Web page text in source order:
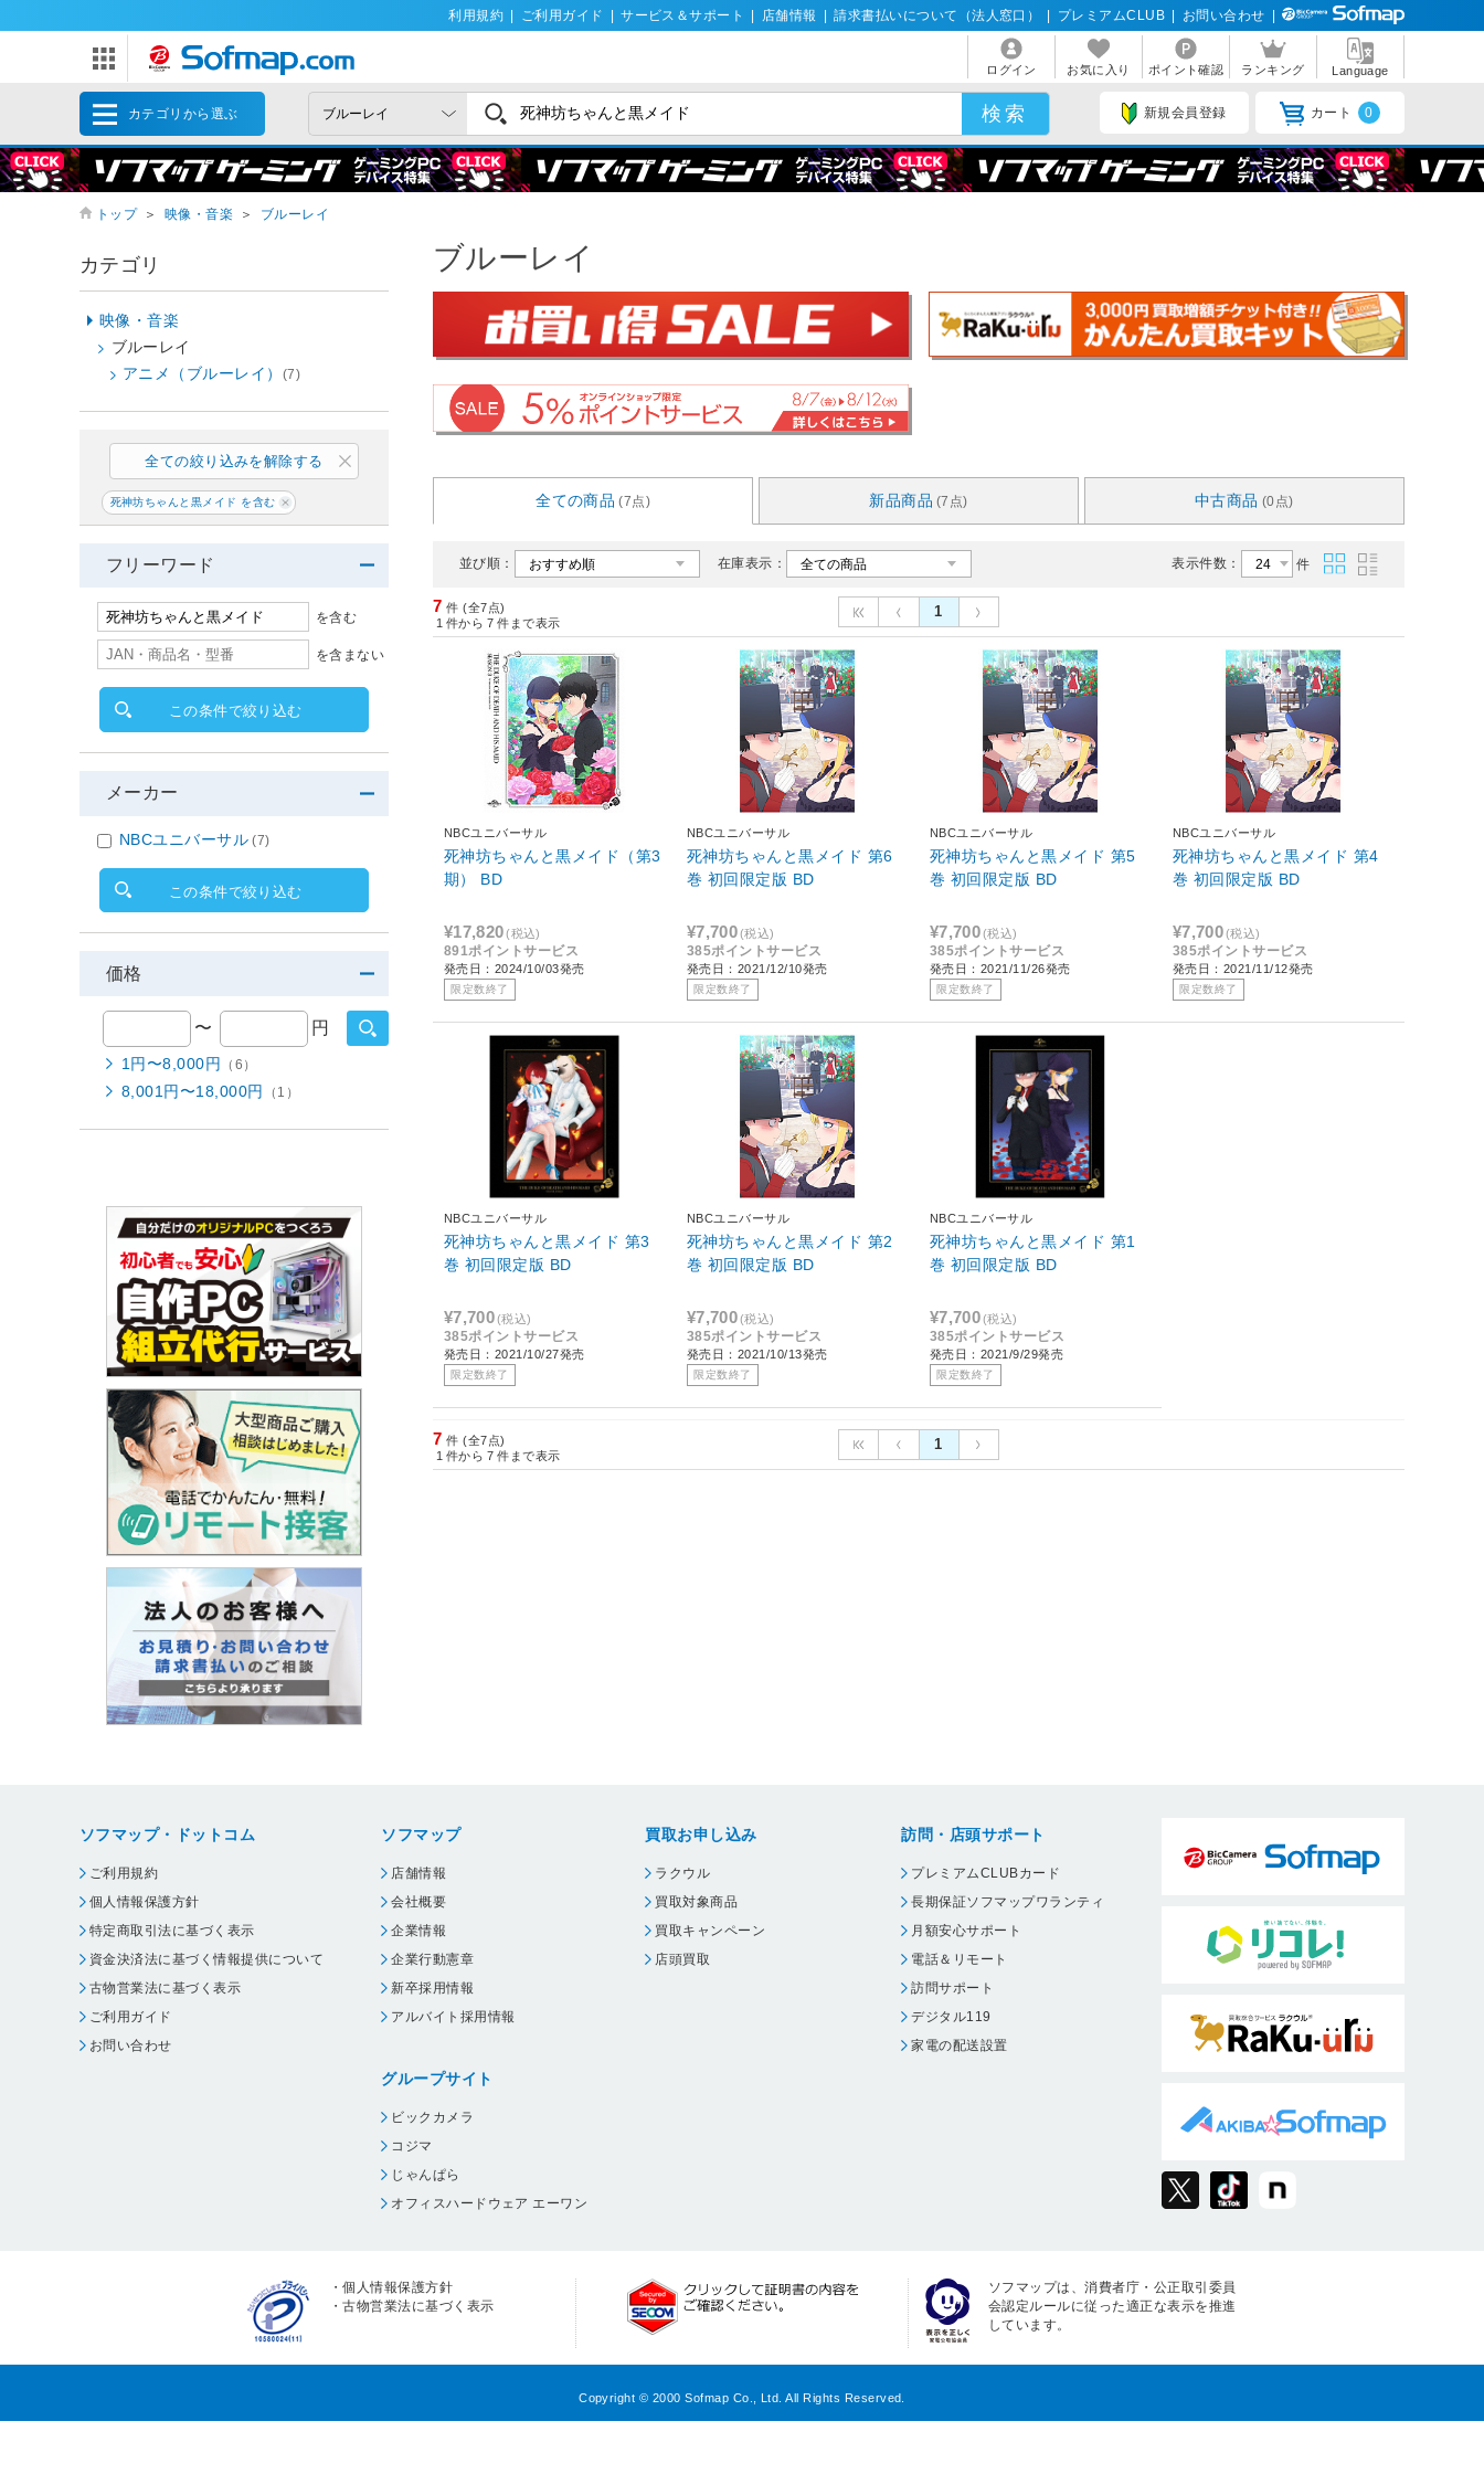
利用規約 ご利用ガイド サービス＆サポート 店舗情報 請求書払いについて（法人窓口） プレミアムCLUB お問い合わせ
ログイン お気に入り ポイント確認 ランキング Language
カテゴリから選ぶ 新規会員登録 カート 0
トップ ＞ 映像・音楽 ＞ ブルーレイ
ブルーレイ
全ての商品 (7点) 新品商品 (7点) 中古商品 (0点)
並び順： 在庫表示： 表示件数： 件
7 件 (全7点)
1 件から 7 件まで表示
1
NBCユニバーサル
死神坊ちゃんと黒メイド（第3
期） BD
¥17,820(税込)
891ポイントサービス
発売日：2024/10/03発売
限定数終了
NBCユニバーサル
死神坊ちゃんと黒メイド 第6
巻 初回限定版 BD
¥7,700(税込)
385ポイントサービス
発売日：2021/12/10発売
限定数終了
NBCユニバーサル
死神坊ちゃんと黒メイド 第5
巻 初回限定版 BD
¥7,700(税込)
385ポイントサービス
発売日：2021/11/26発売
限定数終了
NBCユニバーサル
死神坊ちゃんと黒メイド 第4
巻 初回限定版 BD
¥7,700(税込)
385ポイントサービス
発売日：2021/11/12発売
限定数終了
NBCユニバーサル
死神坊ちゃんと黒メイド 第3
巻 初回限定版 BD
¥7,700(税込)
385ポイントサービス
発売日：2021/10/27発売
限定数終了
NBCユニバーサル
死神坊ちゃんと黒メイド 第2
巻 初回限定版 BD
¥7,700(税込)
385ポイントサービス
発売日：2021/10/13発売
限定数終了
NBCユニバーサル
死神坊ちゃんと黒メイド 第1
巻 初回限定版 BD
¥7,700(税込)
385ポイントサービス
発売日：2021/9/29発売
限定数終了
7 件 (全7点)
1 件から 7 件まで表示
1
カテゴリ
映像・音楽
ブルーレイ
アニメ（ブルーレイ） (7)
全ての絞り込みを解除する
死神坊ちゃんと黒メイド を含む
フリーワード
を含む
を含まない
この条件で絞り込む
メーカー
NBCユニバーサル (7)
この条件で絞り込む
価格
〜 円
1円〜8,000円 （6）
8,001円〜18,000円 （1）
ソフマップ・ドットコム
ご利用規約
個人情報保護方針
特定商取引法に基づく表示
資金決済法に基づく情報提供について
古物営業法に基づく表示
ご利用ガイド
お問い合わせ
ソフマップ
店舗情報
会社概要
企業情報
企業行動憲章
新卒採用情報
アルバイト採用情報
グループサイト
ビックカメラ
コジマ
じゃんぱら
オフィスハードウェア エーワン
買取お申し込み
ラクウル
買取対象商品
買取キャンペーン
店頭買取
訪問・店頭サポート
プレミアムCLUBカード
長期保証ソフマップワランティ
月額安心サポート
電話＆リモート
訪問サポート
デジタル119
家電の配送設置
・個人情報保護方針
・古物営業法に基づく表示
ソフマップは、消費者庁・公正取引委員
会認定ルールに従った適正な表示を推進
しています。
Copyright © 2000 Sofmap Co., Ltd. All Rights Reserved.